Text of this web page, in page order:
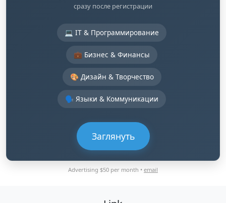
сразу после регистрации
💻 IT & Программирование
💼 Бизнес & Финансы
🎨 Дизайн & Творчество
🗣️ Языки & Коммуникации
Заглянуть
Advertising $50 per month • email